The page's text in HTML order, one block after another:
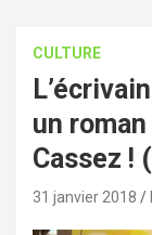
CULTURE
un
Cassez !
31 janvier 2018